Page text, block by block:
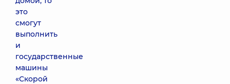
это
смогут
выполнить
и
государственные
машины
«Скорой